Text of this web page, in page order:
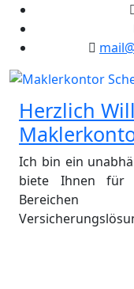
Herzlich
Ich bin ein
biete Ihnen für
Bereichen